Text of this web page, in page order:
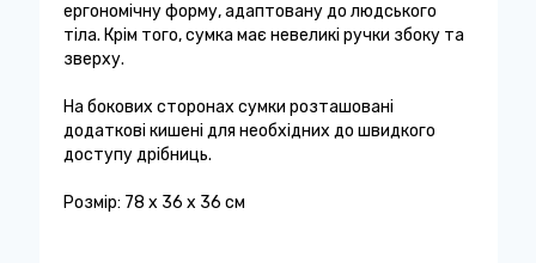
ергономічну форму, адаптовану до людського
тіла. Крім того, сумка має невеликі ручки збоку та
зверху.
На бокових сторонах сумки розташовані
додаткові кишені для необхідних до швидкого
доступу дрібниць.
Розмір: 78 х 36 х 36 см